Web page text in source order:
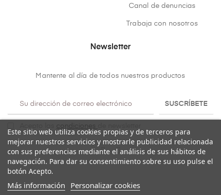
Canal de denuncias
Trabaja con nosotros
Newsletter
Mantente al día de todos nuestros productos
SUSCRÍBETE
condiciones
Este sitio web utiliza cookies propias y de terceros para
mejorar nuestros servicios y mostrarle publicidad relacionada
con sus preferencias mediante el análisis de sus hábitos de
navegación. Para dar su consentimiento sobre su uso pulse el
botón Acepto.
Más información Personalizar cookies